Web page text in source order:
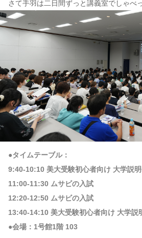
さて手羽は二日間ずっと講義室でしゃべ
●タイムテーブル：
9:40-10:10 美大受験初心者向け 大学説
11:00-11:30 ムサビの入試
12:20-12:50 ムサビの入試
13:40-14:10 美大受験初心者向け 大学説
●会場：1号館1階 103